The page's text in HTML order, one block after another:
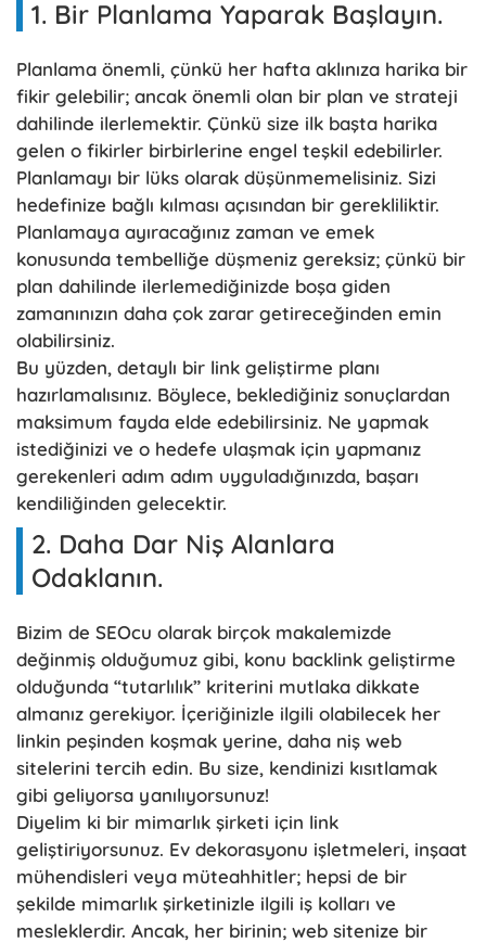
1. Bir Planlama Yaparak Başlayın.
Planlama önemli, çünkü her hafta aklınıza harika bir
fikir gelebilir; ancak önemli olan bir plan ve strateji
dahilinde ilerlemektir. Çünkü size ilk başta harika
gelen o fikirler birbirlerine engel teşkil edebilirler.
Planlamayı bir lüks olarak düşünmemelisiniz. Sizi
hedefinize bağlı kılması açısından bir gerekliliktir.
Planlamaya ayıracağınız zaman ve emek
konusunda tembelliğe düşmeniz gereksiz; çünkü bir
plan dahilinde ilerlemediğinizde boşa giden
zamanınızın daha çok zarar getireceğinden emin
olabilirsiniz.
Bu yüzden, detaylı bir link geliştirme planı
hazırlamalısınız. Böylece, beklediğiniz sonuçlardan
maksimum fayda elde edebilirsiniz. Ne yapmak
istediğinizi ve o hedefe ulaşmak için yapmanız
gerekenleri adım adım uyguladığınızda, başarı
kendiliğinden gelecektir.
2. Daha Dar Niş Alanlara
Odaklanın.
Bizim de SEOcu olarak birçok makalemizde
değinmiş olduğumuz gibi, konu backlink geliştirme
olduğunda “tutarlılık” kriterini mutlaka dikkate
almanız gerekiyor. İçeriğinizle ilgili olabilecek her
linkin peşinden koşmak yerine, daha niş web
sitelerini tercih edin. Bu size, kendinizi kısıtlamak
gibi geliyorsa yanılıyorsunuz!
Diyelim ki bir mimarlık şirketi için link
geliştiriyorsunuz. Ev dekorasyonu işletmeleri, inşaat
mühendisleri veya müteahhitler; hepsi de bir
şekilde mimarlık şirketinizle ilgili iş kolları ve
mesleklerdir. Ancak, her birinin; web sitenize bir